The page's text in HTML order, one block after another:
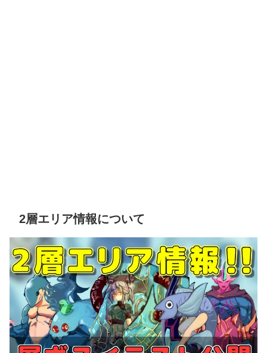
2層エリア情報について